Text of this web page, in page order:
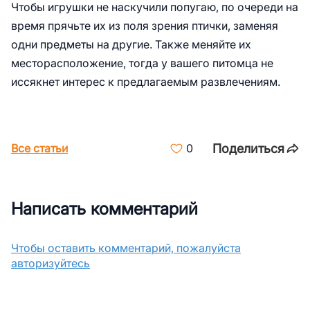
Чтобы игрушки не наскучили попугаю, по очереди на
время прячьте их из поля зрения птички, заменяя
одни предметы на другие. Также меняйте их
месторасположение, тогда у вашего питомца не
иссякнет интерес к предлагаемым развлечениям.
Все статьи 0 Поделиться
Написать комментарий
Чтобы оставить комментарий, пожалуйста
авторизуйтесь